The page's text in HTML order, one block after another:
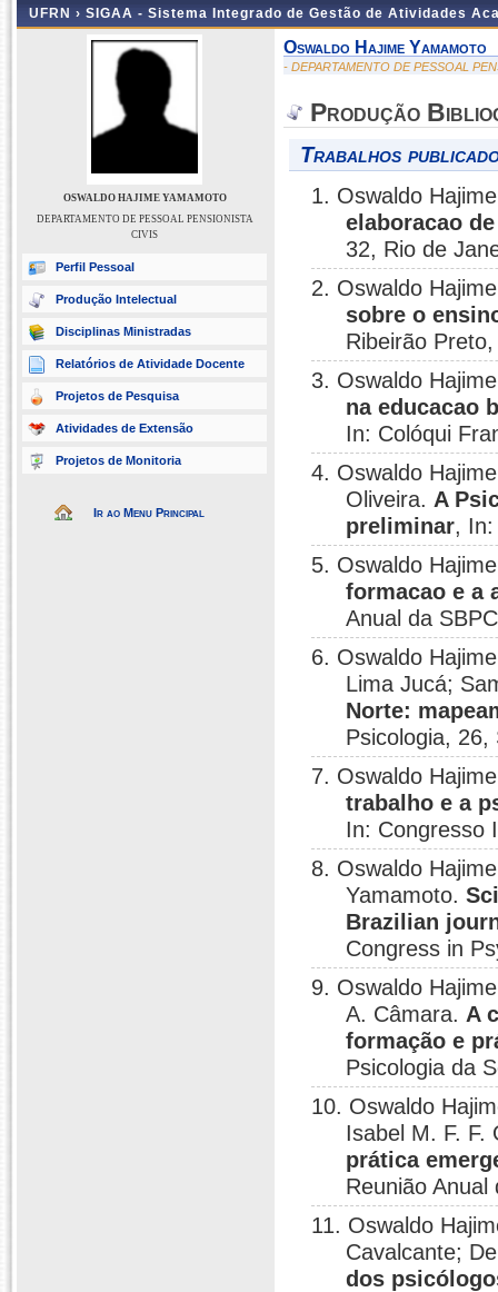
UFRN › SIGAA - Sistema Integrado de Gestão de Atividades
OSWALDO HAJIME YAMAMOTO
DEPARTAMENTO DE PESSOAL PENSIONISTA
CIVIS
Perfil Pessoal
Produção Intelectual
Disciplinas Ministradas
Relatórios de Atividade Docente
Projetos de Pesquisa
Atividades de Extensão
Projetos de Monitoria
Ir ao Menu Principal
Oswaldo Hajime Yamamoto
- DEPARTAMENTO DE PESSOAL
Produção
Trabalhos
1. Oswaldo
elaboracao
32, Rio de
2. Oswaldo
sobre o
Ribeirão
3. Oswaldo
na educacao
In: Colóqui
4. Oswaldo
Oliveira. A
preliminar, In:
5. Oswaldo
formacao e a
Anual da
6. Oswaldo
Lima Jucá;
Norte:
Psicologia, 26,
7. Oswaldo
trabalho e a
In: Congresso
8. Oswaldo
Yamamoto.
Brazilian
Congress in
9. Oswaldo
A. Câmara. A
formação e
Psicologia da
10. Oswaldo
Isabel M. F. F.
prática
Reunião
11. Oswaldo
Cavalcante;
dos